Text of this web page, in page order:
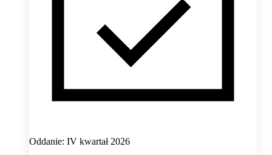
Oddanie: IV kwartał 2026